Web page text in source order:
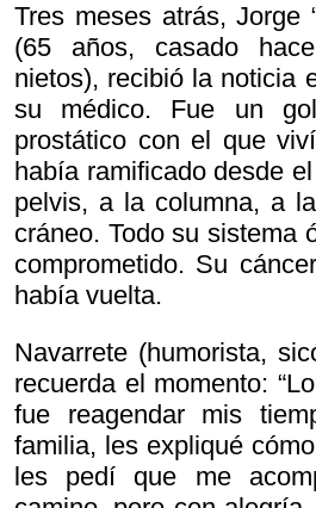
Tres meses atrás, Jorge
(65 años, casado
nietos), recibió la noticia
su médico. Fue un
prostático con el que
había ramificado desde
pelvis, a la columna, a
cráneo. Todo su sistema
comprometido. Su
había vuelta.
Navarrete (humorista,
recuerda el momento:
fue reagendar mis
familia, les expliqué
les pedí que me